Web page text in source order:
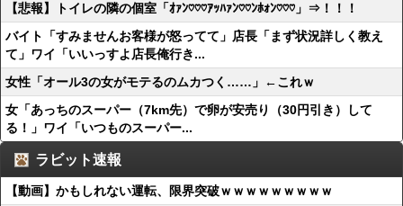
【悲報】トイレの隣の個室「ｵｧﾝ♡♡♡ｱｯﾊｧﾝ♡♡ﾝﾎｫﾝ♡♡♡」⇒！！！
バイト「すみませんお客様が怒ってて」店長「まず状況詳しく教え
て」ワイ「いいっすよ店長俺行き...
女性「オール3の女がモテるのムカつく……」←これｗ
女「あっちのスーパー（7km先）で卵が安売り（30円引き）して
る！」ワイ「いつものスーパー...
ラビット速報
【動画】かもしれない運転、限界突破ｗｗｗｗｗｗｗｗｗ